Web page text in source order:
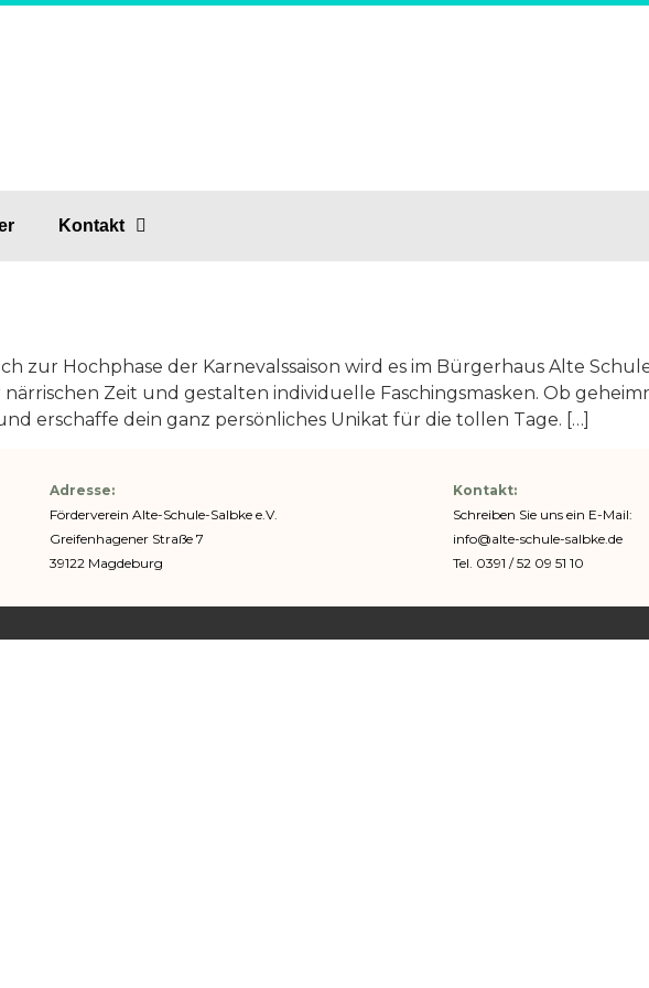
Kontakt
zur Hochphase der Karnevalssaison wird es im Bürgerhaus Alte
närrischen Zeit und gestalten individuelle Faschingsmasken. Ob
erschaffe dein ganz persönliches Unikat für die tollen Tage. […]
Adresse:
Förderverein Alte-Schule-Salbke e.V.
Greifenhagener Straße 7
39122 Magdeburg
Kontakt:
Schreiben Sie uns ein E-Mail:
info@alte-schule-salbke.de
Tel. 0391 / 52 09 51 10